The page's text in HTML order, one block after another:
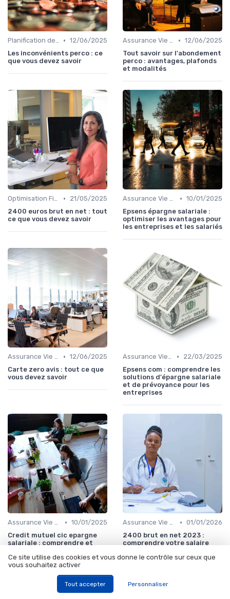
Planification de la Retraite • 12/06/2025
Les inconvénients perco : ce
que vous devez savoir
Assurance Vie et Épargne • 12/06/2025
Tout savoir sur l'abondement
perco : avantages, plafonds
et modalités
Optimisation Fiscale •
21/05/2025
2400 euros brut en net : tout
ce que vous devez savoir
Assurance Vie et Épargne • 10/01/2025
Epsens épargne salariale :
optimiser les avantages pour
les entreprises et les salariés
Assurance Vie et Épargne • 12/06/2025
Carte zero avis : tout ce que
vous devez savoir
Assurance Vie et Épargne •
22/03/2025
Epsens com : comprendre les
solutions d'épargne salariale
et de prévoyance pour les
entreprises
Assurance Vie et Épargne • 10/01/2025
Credit mutuel cic epargne
salariale : comprendre et
salariale
Assurance Vie et Épargne • 01/01/2026
2400 brut en net 2023 :
comprendre votre salaire
Ce site utilise des cookies et vous donne le contrôle sur ceux que
vous souhaitez activer
Tout accepter Personnaliser